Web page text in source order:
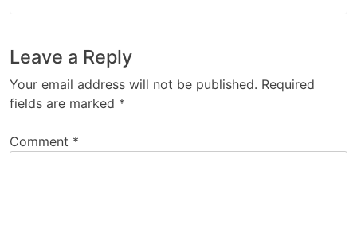
Leave a Reply
Your email address will not be published. Required
fields are marked *
Comment *